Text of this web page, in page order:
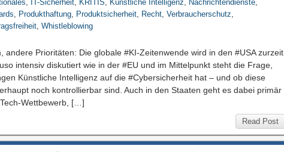
, IT-Sicherheit, KRITIS, Künstliche Intelligenz, Nachrichtendienste,
, Produkthaftung, Produktsicherheit, Recht, Verbraucherschutz,
, Whistleblowing
andere Prioritäten: Die globale #KI-Zeitenwende wird in den #USA zurzeit
intensiv diskutiert wie in der #EU und im Mittelpunkt steht die Frage,
Künstliche Intelligenz auf die #Cybersicherheit hat – und ob diese
noch kontrollierbar sind. Auch in den Staaten geht es dabei primär
Wettbewerb, […]
Read Post